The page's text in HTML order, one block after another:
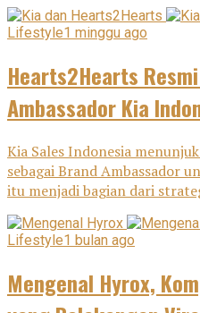
Lifestyle1 minggu ago
Hearts2Hearts
Ambassador Kia
Kia Sales Indonesia
sebagai Brand Ambassador
itu menjadi bagian dari
Lifestyle1 bulan ago
Mengenal Hyrox,